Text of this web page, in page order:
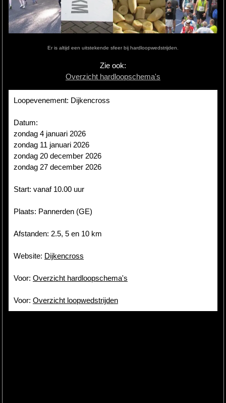
Hardlopen
Site
Er is altijd een uitstekende sfeer bij hardloopwedstrijden.
Zie ook:
Overzicht hardloopschema's
Loopevenement: Dijkencross
Datum:
zondag 4 januari 2026
zondag 11 januari 2026
zondag 20 december 2026
zondag 27 december 2026
Start: vanaf 10.00 uur
Plaats: Pannerden (GE)
Afstanden: 2.5, 5 en 10 km
Website: Dijkencross
Voor: Overzicht hardloopschema's
Voor: Overzicht loopwedstrijden